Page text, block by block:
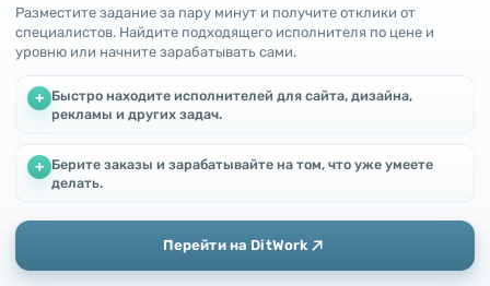
Россия,Барнаул
1000 RUB
Разместите задание за пару минут и получите отклики от
специалистов. Найдите подходящего исполнителя по цене и
уровню или начните зарабатывать сами.
+ Быстро находите исполнителей для сайта, дизайна,
рекламы и других задач.
+ Берите заказы и зарабатывайте на том, что уже умеете
делать.
Перейти на DitWork
Мы используем файлы cookie, чтобы улучшить работу и
Добавить Главная Сообщения Профиль